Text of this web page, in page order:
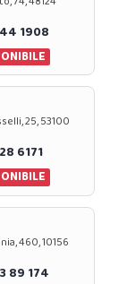
1908
25, 53100
6171
460, 10156
89 174